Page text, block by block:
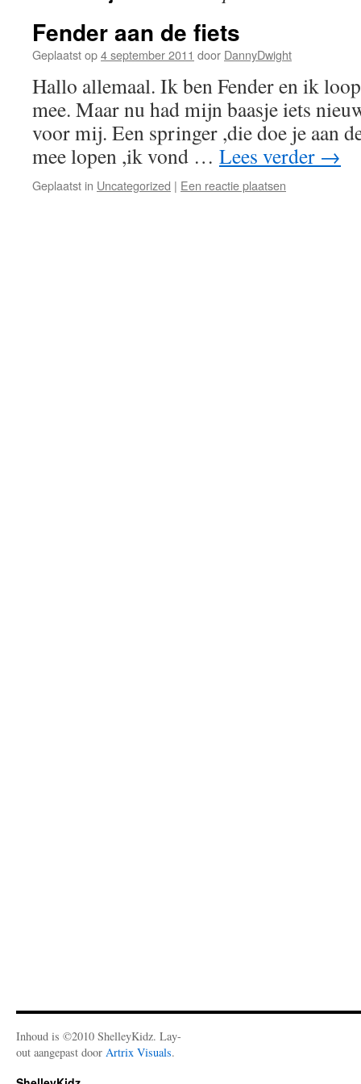
Fender aan de fiets
Geplaatst op4 september 2011 door DannyDwight
Hallo allemaal. Ik ben Fender en ik
mee. Maar nu had mijn baasje iets
voor mij. Een springer ,die doe je aan
mee lopen ,ik vond … Lees verder →
Geplaatst in Uncategorized | Een reactie plaatsen
Inhoud is ©2010 ShelleyKidz. Lay-
out aangepast door Artrix Visuals.